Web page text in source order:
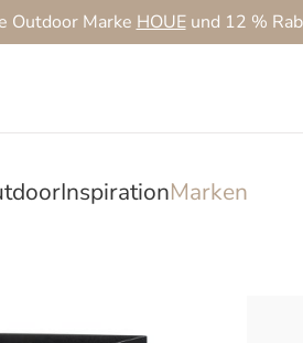
Outdoor Marke HOUEund 12 %
InspirationMarken